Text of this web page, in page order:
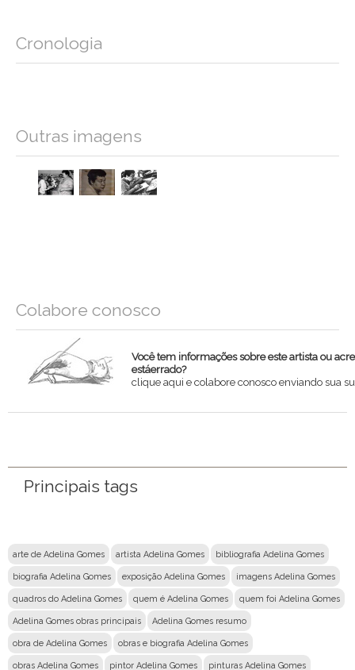
Cronologia
Outras imagens
Colabore conosco
Você tem informações sobre este artista ou
estáerrado?
clique aqui e colabore conosco enviando sua
Principais tags
arte de Adelina Gomes artista Adelina Gomes bibliografia Adelina Gomes
biografia Adelina Gomes exposição Adelina Gomes imagens Adelina Gomes
quadros do Adelina Gomes quem é Adelina Gomes quem foi Adelina Gomes
Adelina Gomes obras principais Adelina Gomes resumo
obra de Adelina Gomes obras e biografia Adelina Gomes
obras Adelina Gomes pintor Adelina Gomes pinturas Adelina Gomes